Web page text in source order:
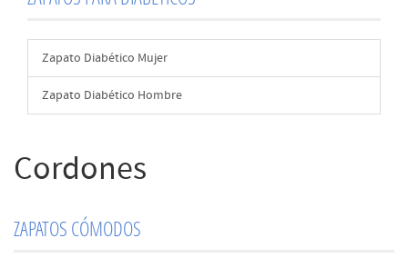
Zapato Diabético Mujer
Zapato Diabético Hombre
Cordones
ZAPATOS CÓMODOS